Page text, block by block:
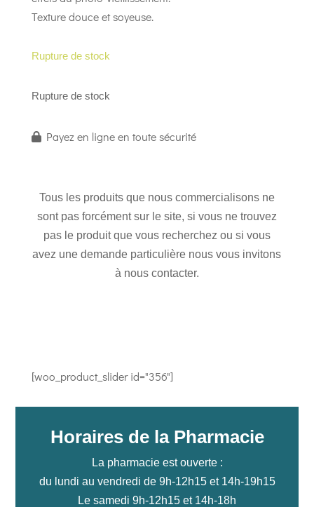
Texture douce et soyeuse.
Rupture de stock
Rupture de stock
Payez en ligne en toute sécurité
Tous les produits que nous commercialisons ne
sont pas forcément sur le site, si vous ne trouvez
pas le produit que vous recherchez ou si vous
avez une demande particulière nous vous invitons
à nous contacter.
[woo_product_slider id="356"]
Horaires de la Pharmacie
La pharmacie est ouverte :
du lundi au vendredi de 9h-12h15 et 14h-19h15
Le samedi 9h-12h15 et 14h-18h